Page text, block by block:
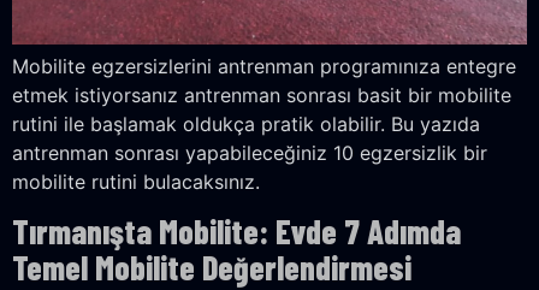
Mobilite egzersizlerini antrenman programınıza entegre
etmek istiyorsanız antrenman sonrası basit bir mobilite
rutini ile başlamak oldukça pratik olabilir. Bu yazıda
antrenman sonrası yapabileceğiniz 10 egzersizlik bir
mobilite rutini bulacaksınız.
Tırmanışta Mobilite: Evde 7 Adımda
Temel Mobilite Değerlendirmesi